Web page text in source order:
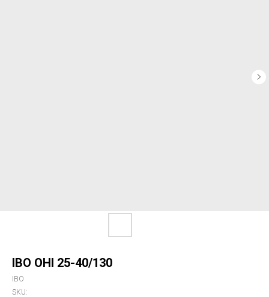
IBO OHI 25-40/130
IBO
SKU: